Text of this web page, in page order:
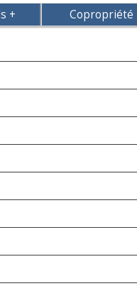
+ Copropriété